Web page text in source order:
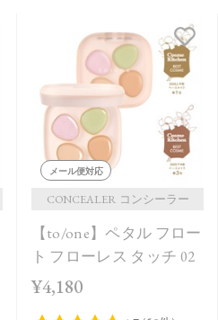
メール便対応
CONCEALER コンシーラー
【to/one】ペタル フロー
ト フローレス タッチ 02
¥4,180